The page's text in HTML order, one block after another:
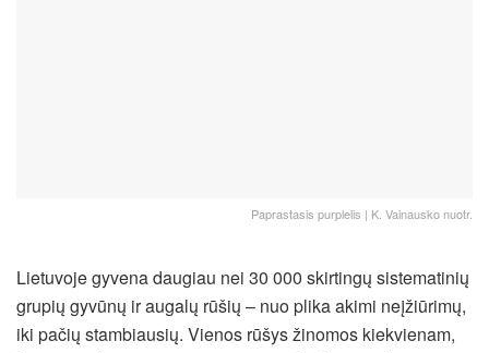
Paprastasis purplelis | K. Vainausko nuotr.
Lietuvoje gyvena daugiau nei 30 000 skirtingų sistematinių
grupių gyvūnų ir augalų rūšių – nuo plika akimi neįžiūrimų,
iki pačių stambiausių. Vienos rūšys žinomos kiekvienam,